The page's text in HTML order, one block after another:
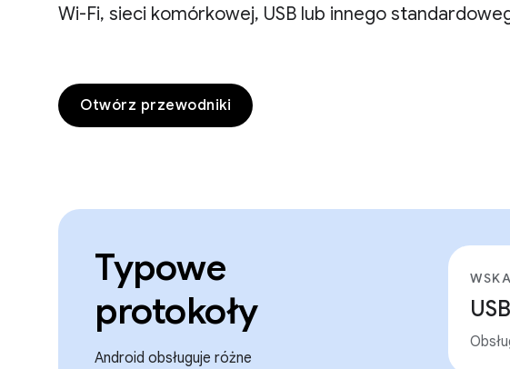
Wi-Fi, sieci komórkowej, USB lub innego
Otwórz przewodniki
Typowe
protokoły
Android obsługuje różne
USB